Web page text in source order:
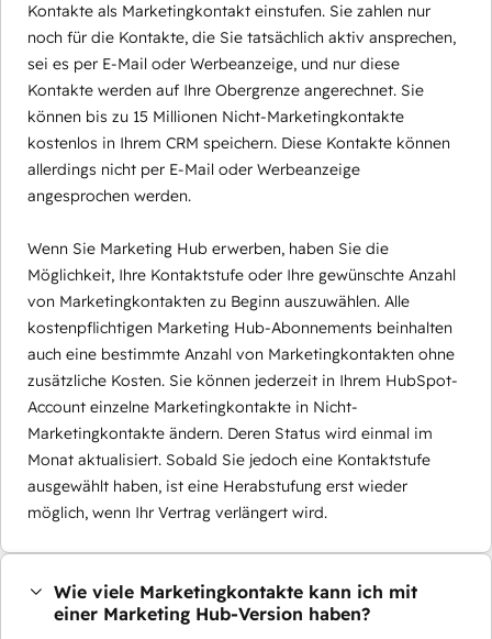
Kontakte als Marketingkontakt einstufen. Sie zahlen nur
noch für die Kontakte, die Sie tatsächlich aktiv ansprechen,
sei es per E-Mail oder Werbeanzeige, und nur diese
Kontakte werden auf Ihre Obergrenze angerechnet. Sie
können bis zu 15 Millionen Nicht-Marketingkontakte
kostenlos in Ihrem CRM speichern. Diese Kontakte können
allerdings nicht per E-Mail oder Werbeanzeige
angesprochen werden.
Wenn Sie Marketing Hub erwerben, haben Sie die
Möglichkeit, Ihre Kontaktstufe oder Ihre gewünschte Anzahl
von Marketingkontakten zu Beginn auszuwählen. Alle
kostenpflichtigen Marketing Hub-Abonnements beinhalten
auch eine bestimmte Anzahl von Marketingkontakten ohne
zusätzliche Kosten. Sie können jederzeit in Ihrem HubSpot-
Account einzelne Marketingkontakte in Nicht-
Marketingkontakte ändern. Deren Status wird einmal im
Monat aktualisiert. Sobald Sie jedoch eine Kontaktstufe
ausgewählt haben, ist eine Herabstufung erst wieder
möglich, wenn Ihr Vertrag verlängert wird.
Wie viele Marketingkontakte kann ich mit
einer Marketing Hub-Version haben?